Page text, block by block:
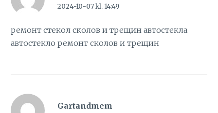
2024-10-07 kl. 14:49
ремонт стекол сколов и трещин автостекла
автостекло ремонт сколов и трещин
Gartandmem